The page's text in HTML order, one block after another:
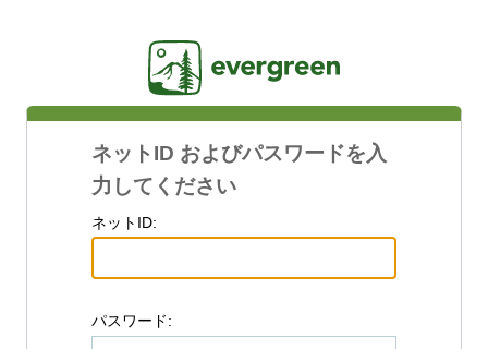
ネットID およびパスワードを入
力してください
ネットID:
パスワード: